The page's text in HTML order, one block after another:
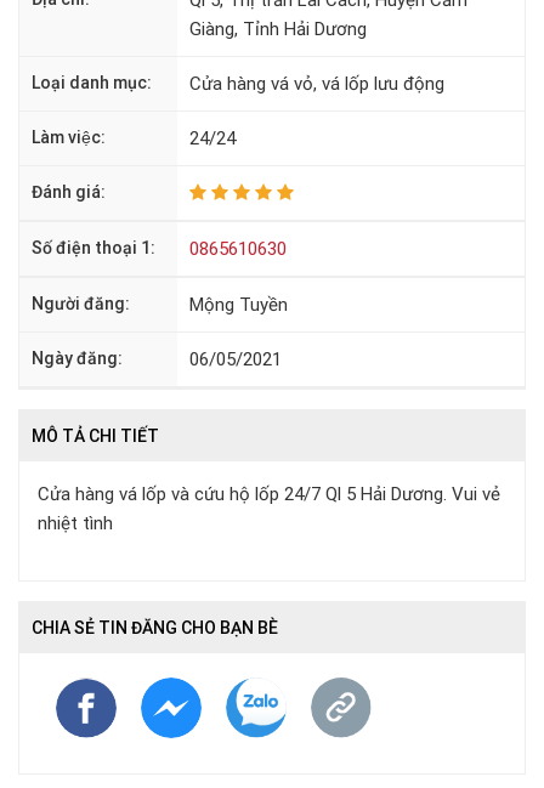
Giàng, Tỉnh Hải Dương
Loại danh mục: Cửa hàng vá vỏ, vá lốp lưu động
Làm việc: 24/24
Đánh giá:
Số điện thoại 1: 0865610630
Người đăng: Mộng Tuyền
Ngày đăng: 06/05/2021
MÔ TẢ CHI TIẾT
Cửa hàng vá lốp và cứu hộ lốp 24/7 Ql 5 Hải Dương. Vui vẻ
nhiệt tình
CHIA SẺ TIN ĐĂNG CHO BẠN BÈ